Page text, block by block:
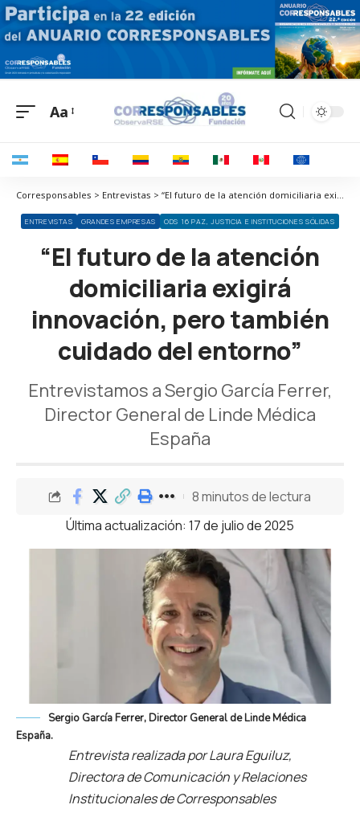
Aa
Corresponsables > Entrevistas > “El futuro de la atención domiciliaria exigirá innovación, pero también cuidado del entorno”
ENTREVISTAS GRANDES EMPRESAS ODS 16 PAZ, JUSTICIA E INSTITUCIONES SÓLIDAS
“El futuro de la atención
domiciliaria exigirá
innovación, pero también
cuidado del entorno”
Entrevistamos a Sergio García Ferrer,
Director General de Linde Médica
España
Última actualización: 17 de julio de 2025
8 minutos de lectura
Sergio García Ferrer, Director General de Linde Médica
España.
Entrevista realizada por Laura Eguiluz,
Directora de Comunicación y Relaciones
Institucionales de Corresponsables